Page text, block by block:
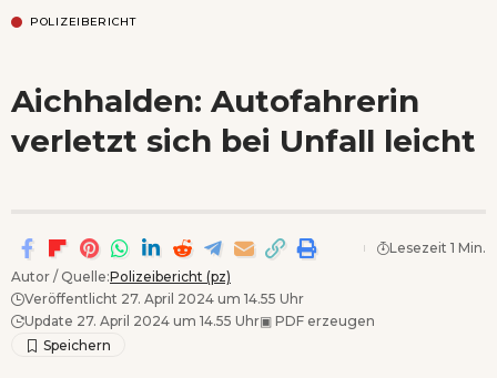
POLIZEIBERICHT
Aichhalden: Autofahrerin
verletzt sich bei Unfall leicht
Autor / Quelle:Polizeibericht (pz)
Veröffentlicht 27. April 2024 um 14.55 Uhr
Update 27. April 2024 um 14.55 Uhr▣ PDF erzeugen
Lesezeit 1 Min.